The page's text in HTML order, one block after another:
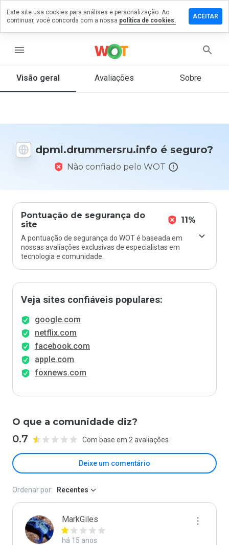
menu
Visão geral Avaliações Sobre
dpml.drummersru.info é seguro?
Não confiado pelo WOT
Pontuação de segurança do
site
11%
A pontuação de segurança do WOT é baseada em
nossas avaliações exclusivas de especialistas em
tecnologia e comunidade.
Veja sites confiáveis populares:
google.com
netflix.com
facebook.com
apple.com
foxnews.com
O que a comunidade diz?
0.7 Com base em 2 avaliações
Deixe um comentário
comentário
De 1
nota
daria
este
Ordenar por: Recentes
MarkGiles
há 15 anos
Este site usa cookies para análises e personalização. Ao
continuar, você concorda com a nossa política de cookies.
ACEITAR